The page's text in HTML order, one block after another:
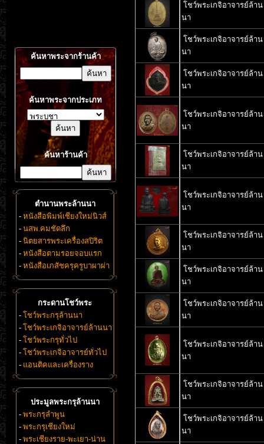
ค้นหาพระจากร้านค้า
ค้นหาพระจากประเภท
ค้นหาร้านค้า
ตำนานพระล้านนา
- หนังสือพิมพ์เชียงใหม่นิวส์
- นสพ.คมชัดลึก
- นิตยสารพระเครื่องสปิริต
- หนังสือตามรอยจอบแรก
- หนังสือเภสัชครุครูบาผาผ่า
กระดานโชว์พระ
- โชว์พระกรุล้านนา
- โชว์พระเกจิอาจารย์ล้านนา
- โชว์พระกรุทั่วไป
- โชว์พระเกจิอาจารย์ทั่วไป
- แอนติคและเครื่องราง
ประมูลพระกรุล้านนา
- พระกรุลำพูน
- พระกรุเชียงใหม่
- พระเชียงราย-พะเยา-น่าน
โชว์พระเกจิอาจารย์ล้าน
นา
โชว์พระเกจิอาจารย์ล้าน
นา
โชว์พระเกจิอาจารย์ล้าน
นา
โชว์พระเกจิอาจารย์ล้าน
นา
โชว์พระเกจิอาจารย์ล้าน
นา
โชว์พระเกจิอาจารย์ล้าน
นา
โชว์พระเกจิอาจารย์ล้าน
นา
โชว์พระเกจิอาจารย์ล้าน
นา
โชว์พระเกจิอาจารย์ล้าน
นา
โชว์พระเกจิอาจารย์ล้าน
นา
โชว์พระเกจิอาจารย์ล้าน
นา
โชว์พระเกจิอาจารย์ล้าน
นา